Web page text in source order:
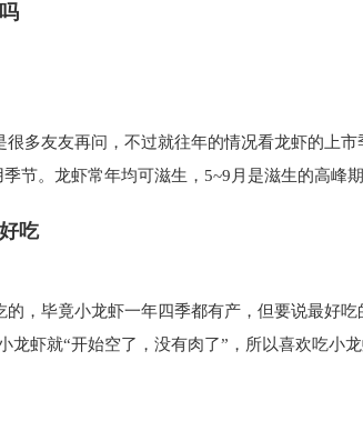
很多友友再问，不过就往年的情况看龙虾的上
节。龙虾常年均可滋生，5~9月是滋生的高峰期
吃
的，毕竟小龙虾一年四季都有产，但要说最好
龙虾就“开始空了，没有肉了”，所以喜欢吃小